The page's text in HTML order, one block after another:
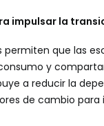
impulsar la
permiten que las
y
a reducir la
de cambio